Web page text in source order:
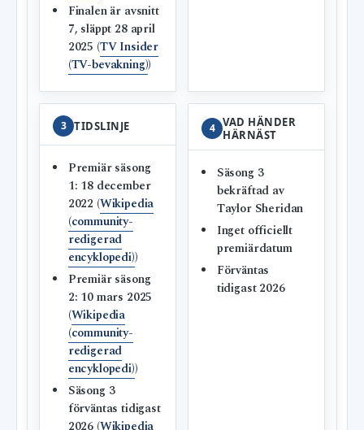
Finalen är avsnitt
7, släppt 28 april
2025 (TV Insider
(TV-bevakning))
3 TIDSLINJE
Premiär säsong
1: 18 december
2022 (Wikipedia
(community-
redigerad
encyklopedi))
Premiär säsong
2: 10 mars 2025
(Wikipedia
(community-
redigerad
encyklopedi))
Säsong 3
förväntas tidigast
4 VAD HÄNDER
HÄRNÄST
Säsong 3
bekräftad av
Taylor Sheridan
Inget officiellt
premiärdatum
Förväntas
tidigast 2026